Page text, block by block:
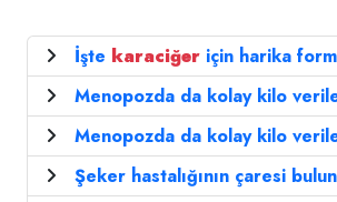
İşte karaciğer için harika
Menopozda da kolay kilo
Menopozda da kolay kilo
Şeker hastalığının çaresi